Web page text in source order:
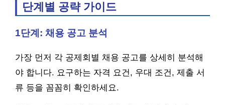
단계별 공략 가이드
1단계: 채용 공고 분석
가장 먼저 각 공제회별 채용 공고를 상세히 분석해
야 합니다. 요구하는 자격 요건, 우대 조건, 제출 서
류 등을 꼼꼼히 확인하세요.